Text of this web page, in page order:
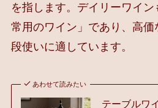
を指します。デイリーワイ
常用のワイン」であり、高
段使いに適しています。
あわせて読みたい
テーブルワ